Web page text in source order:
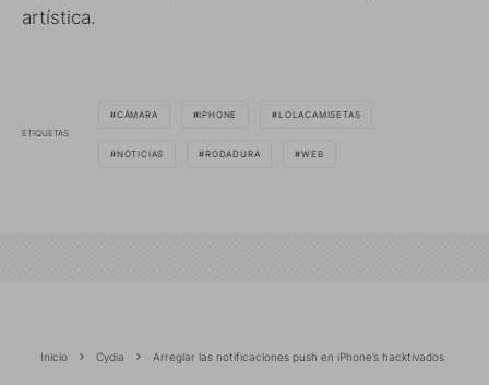
artística.
ETIQUETAS
CÁMARA IPHONE LOLACAMISETAS
NOTICIAS RODADURA WEB
Inicio Cydia Arreglar las notificaciones push en iPhone’s hacktivados